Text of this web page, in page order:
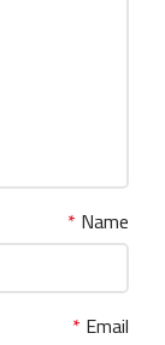
Name
*
Email
*